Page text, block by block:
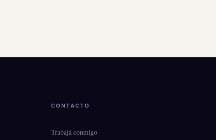
CONTACTO
Trabajá conmigo